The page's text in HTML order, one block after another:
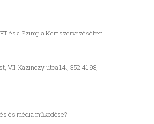
és a Szimpla Kert szervezésében
VII. Kazinczy utca 14., 352 41 98,
és média működése?